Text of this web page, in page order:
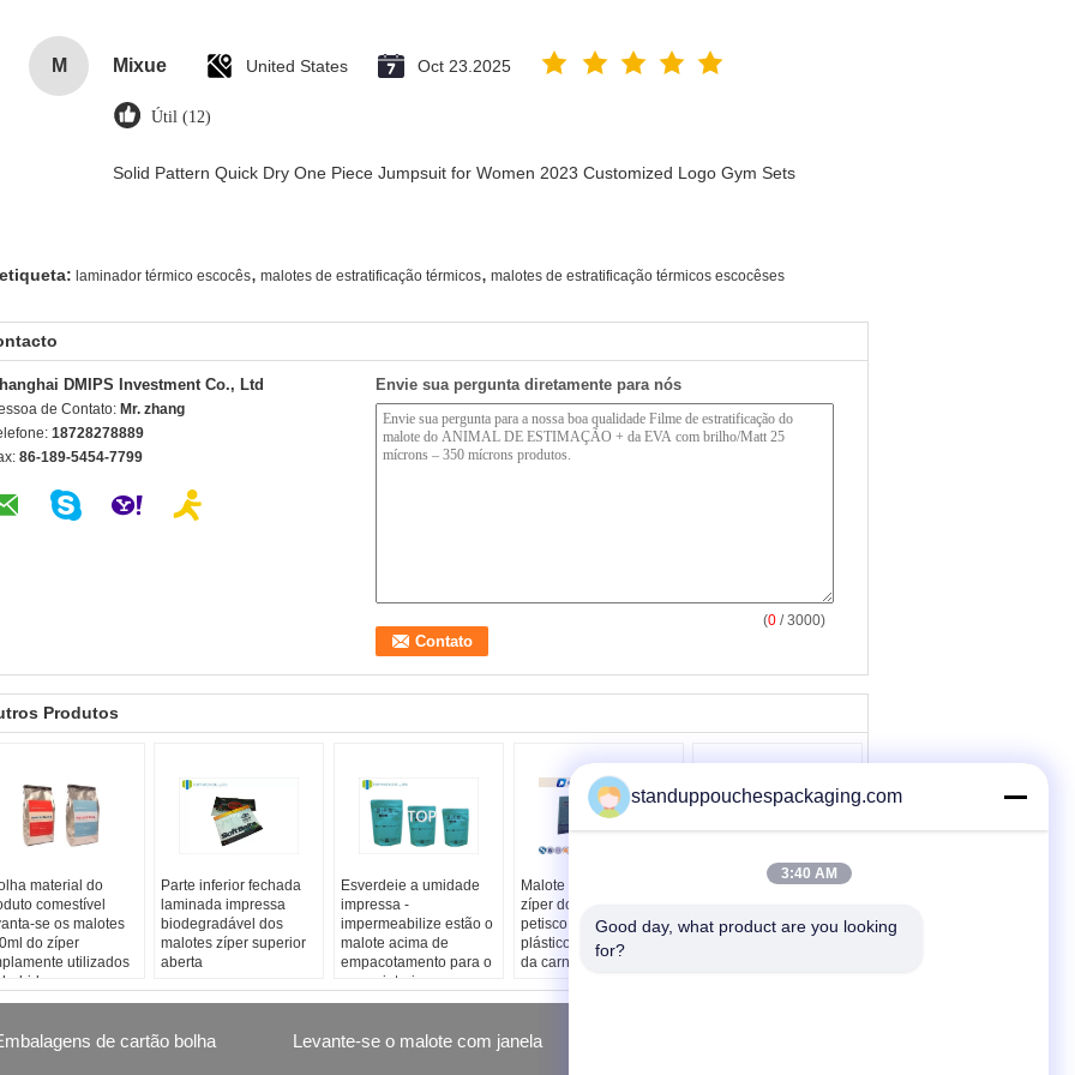
M Mixue United States Oct 23.2025
Útil (12)
Solid Pattern Quick Dry One Piece Jumpsuit for Women 2023 Customized Logo Gym Sets
etiqueta: laminador térmico escocês, malotes de estratificação térmicos, malotes de estratificação térmicos escocêses
DMIPS Investment Co., Ltd
de Contato: Mr. zhang
18728278889
86-189-5454-7799
Envie sua pergunta diretamente para nós
(0 / 3000)
Produtos
material do
comestível
se os malotes
do zíper
utilizados
bebida
Parte inferior fechada
laminada impressa
biodegradável dos
malotes zíper superior
aberta
Esverdeie a umidade
impressa -
impermeabilize estão o
malote acima de
empacotamento para o
roupa interior
Malote laminado do
zíper do alimento de
petisco alimento
plástico para petiscos
da carne de vaca seca
Sacos de alumínio da
do vermelho/amarelo
de cartão bolha Levante-se o malote com janela
standuppouchespackaging.com
3:40 AM
Good day, what product are you looking
for?